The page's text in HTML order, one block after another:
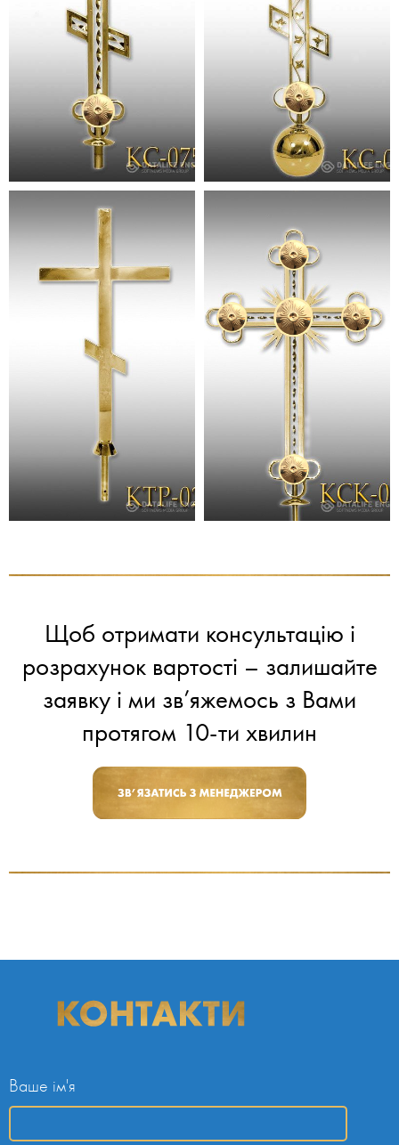
Щоб отримати консультацію і
розрахунок вартості – залишайте
заявку і ми зв’яжемось з Вами
протягом 10-ти хвилин
Ваше ім'я